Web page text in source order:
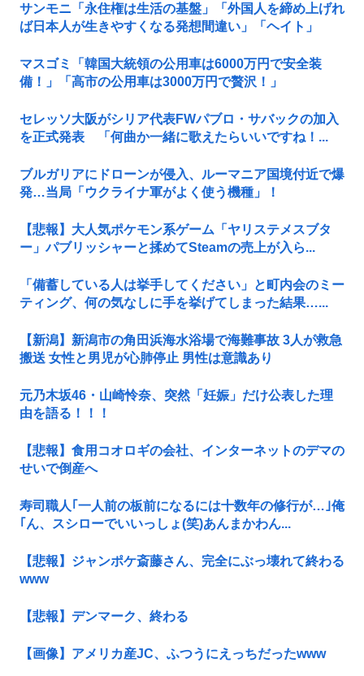
サンモニ「永住権は生活の基盤」「外国人を締め上げれ
ば日本人が生きやすくなる発想間違い」「ヘイト」
マスゴミ「韓国大統領の公用車は6000万円で安全装
備！」「高市の公用車は3000万円で贅沢！」
セレッソ大阪がシリア代表FWパブロ・サバックの加入
を正式発表 「何曲か一緒に歌えたらいいですね！...
ブルガリアにドローンが侵入、ルーマニア国境付近で爆
発…当局「ウクライナ軍がよく使う機種」！
【悲報】大人気ポケモン系ゲーム「ヤリステメスブタ
ー」パブリッシャーと揉めてSteamの売上が入ら...
「備蓄している人は挙手してください」と町内会のミー
ティング、何の気なしに手を挙げてしまった結果…...
【新潟】新潟市の角田浜海水浴場で海難事故 3人が救急
搬送 女性と男児が心肺停止 男性は意識あり
元乃木坂46・山崎怜奈、突然「妊娠」だけ公表した理
由を語る！！！
【悲報】食用コオロギの会社、インターネットのデマの
せいで倒産へ
寿司職人｢一人前の板前になるには十数年の修行が…｣俺
｢ん、スシローでいいっしょ(笑)あんまかわん...
【悲報】ジャンポケ斎藤さん、完全にぶっ壊れて終わる
www
【悲報】デンマーク、終わる
【画像】アメリカ産JC、ふつうにえっちだったwww